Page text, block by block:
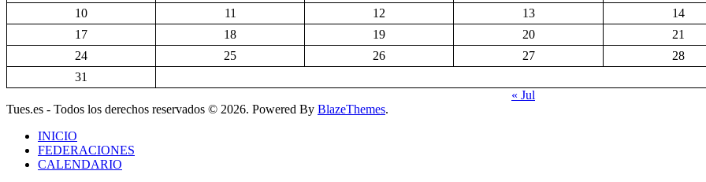
10
11 12 13 14
17
18 19 20 21
24
25 26 27 28
31
« Jul
Tues.es - Todos los derechos reservados © 2026. Powered By BlazeThemes.
INICIO
FEDERACIONES
CALENDARIO